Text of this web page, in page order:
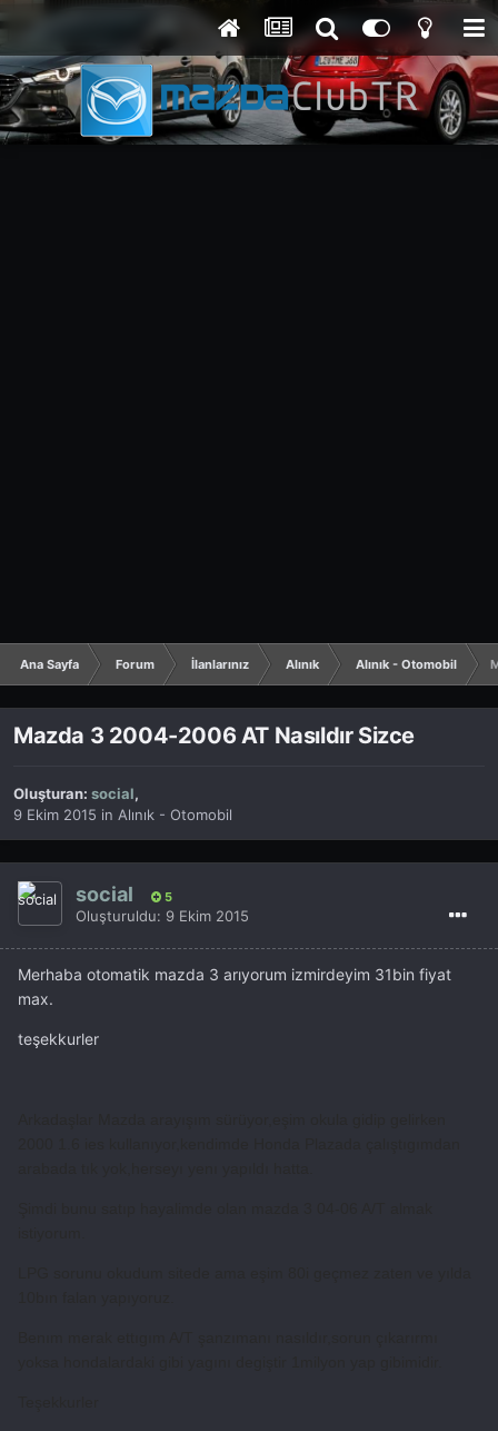
Ana Sayfa Forum İlanlarınız Alınık Alınık - Otomobil
Mazda 3 2004-2006 AT Nasıldır Sizce
Oluşturan: social,
9 Ekim 2015 in Alınık - Otomobil
social 5
Oluşturuldu: 9 Ekim 2015
Merhaba otomatik mazda 3 arıyorum izmirdeyim 31bin fiyat
max.
teşekkurler